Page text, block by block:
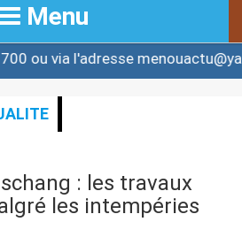
Menu
menouactu@yahoo.com
: les travaux
les intempéries